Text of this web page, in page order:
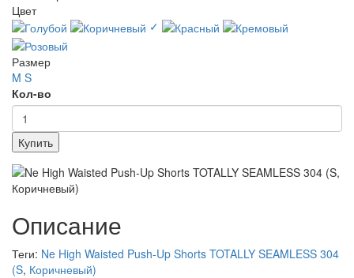
Цвет
✓
Размер
M S
Кол-во
Купить
Описание
Теги: Ne High Waisted Push-Up Shorts TOTALLY SEAMLESS 304
(S, Коричневый)